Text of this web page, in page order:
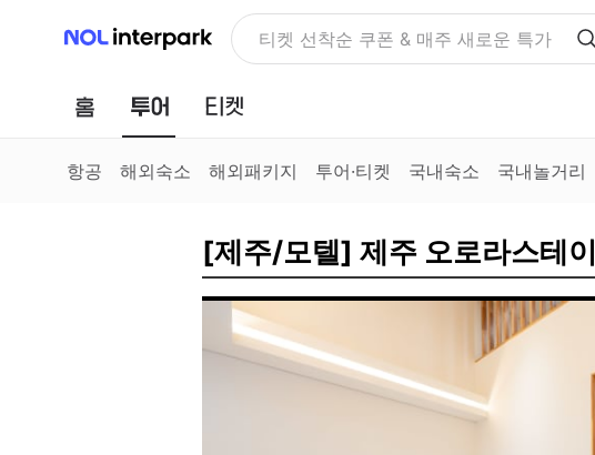
NOL 인터파크 NOLDAY, 최대 70% 여행 혜택
홈 투어
항공 해외숙소 해외패키지 투어·티켓 국내숙소 국내놀거리
[제주/모텔] 제주 오로라스테이